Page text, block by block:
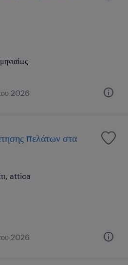
2026
πελάτων στα
attica
2026